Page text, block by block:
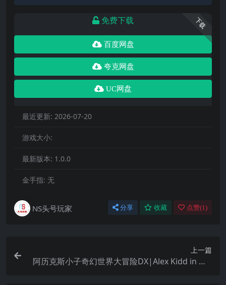
下载
免费下载
百度网盘
夸克网盘
UC网盘
最近更新: 2026-07-20
游戏大小:
最新版本: 1.0.0
金手指: 无
NS头号玩家 分享 收藏 点赞(1 )
上一篇
阿历克斯小子奇幻世界大冒险DX|Alex Kidd in Mir